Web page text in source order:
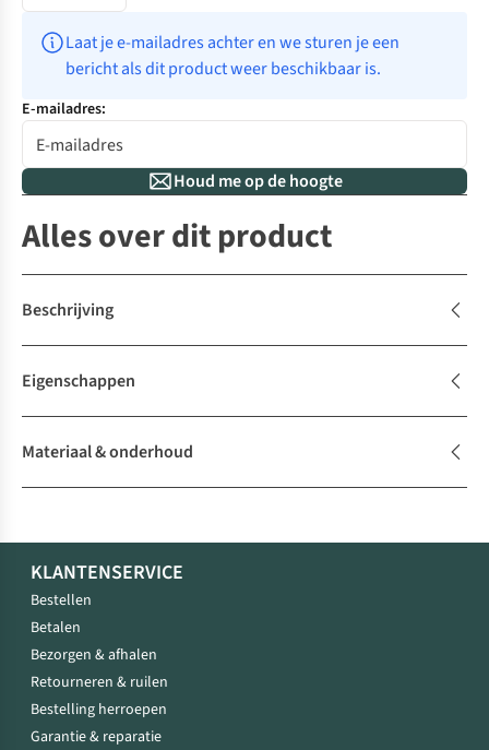
Laat je e-mailadres achter en we sturen je een
bericht als dit product weer beschikbaar is.
E-mailadres:
Houd me op de hoogte
Alles over dit product
Beschrijving
Eigenschappen
Materiaal & onderhoud
KLANTENSERVICE
Bestellen
Betalen
Bezorgen & afhalen
Retourneren & ruilen
Bestelling herroepen
Garantie & reparatie